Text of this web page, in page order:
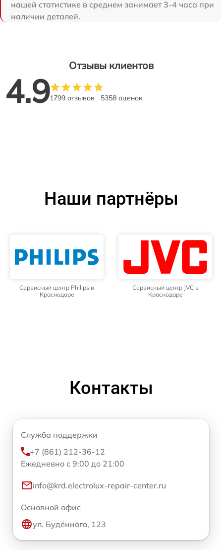
нашей статистике в среднем занимает 3-4 часа при
наличии деталей.
Отзывы клиентов
4.91799 отзывов 5358 оценок
Наши партнёры
Сервисный центр Philips в
Краснодаре
Сервисный центр JVC в
Краснодаре
Контакты
Служба поддержки
+7 (861) 212-36-12
Ежедневно с 9:00 до 21:00
info@krd.electrolux-repair-center.ru
Основной офис
ул. Будённого, 123